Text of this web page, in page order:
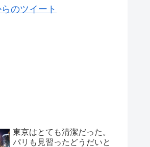
のツイート
東京はとても清潔だった。
パリも見習ったどうだいと